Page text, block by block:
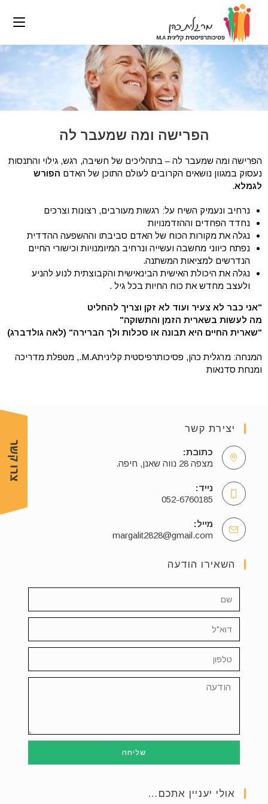
הפרישה ומה שמעבר לה
הפרישה ומה שמעבר לה – בתהליכים של חשיבה, רגש, גילוי והתנסות
נעסוק במגוון נושאים הקרובים לעולם התוכן של האדם הפורש
לגמלא.
נרחיב ונעמיק השיח על: רגשות מעורבים, רצונות וצרכים
נחדד הפחדים וההזדמנויות
נגלה את מקורות הכוח של האדם סביבתו וההשפעה ההדדית
נפתח כיווני מחשבה ועשייה ונרחיב המיומנויות וכישורי החיים
הנדרשים למציאות המשתנה.
נגלה את היכולת האישית הבינאישית והקבוצתית לנוע להניע
ולעצב מחדש את כוח החיות בכל גיל .
"אני כבר לא צעיר ועוד לא זקן וצריך להחליט
מה לעשות בשארית הזמן והתשוקה"
"שארית החיים היא תבונה או סכלות ולך הברירה" (לאה גולדברג)
המנחה: מרגלית כהן, פסיכותרפיסטית קליניתM.A., מטפלת מדריכה
ומנחת סדנאות
יצירת קשר
כתובת:
מצפה 28 נווה שאנן, חיפה.
נייד:
052-6760185
מייל:
margalit2828@gmail.com
השאירו הודעה
שליחה
אולי יעניין אתכם…